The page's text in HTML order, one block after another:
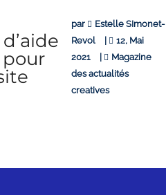
par
Estelle SImonet-
Revol
|
12, Mai
2021
|
Magazine
des actualités
creatives